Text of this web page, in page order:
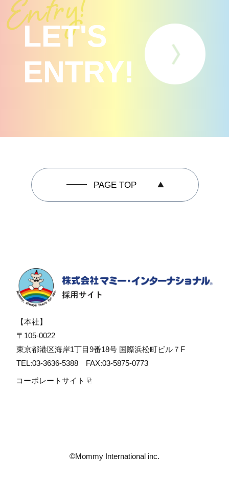
LET'S
ENTRY!
PAGE TOP
【本社】
〒105-0022
東京都港区海岸1丁目9番18号 国際浜松町ビル７F
TEL:03-3636-5388 FAX:03-5875-0773
コーポレートサイト
©Mommy International inc.